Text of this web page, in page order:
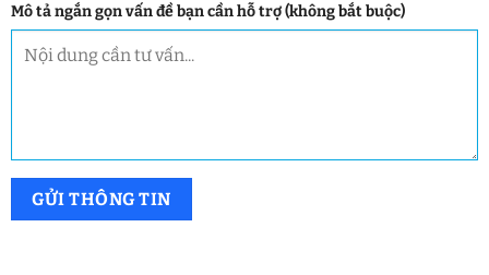
Mô tả ngắn gọn vấn đề bạn cần hỗ trợ (không bắt buộc)